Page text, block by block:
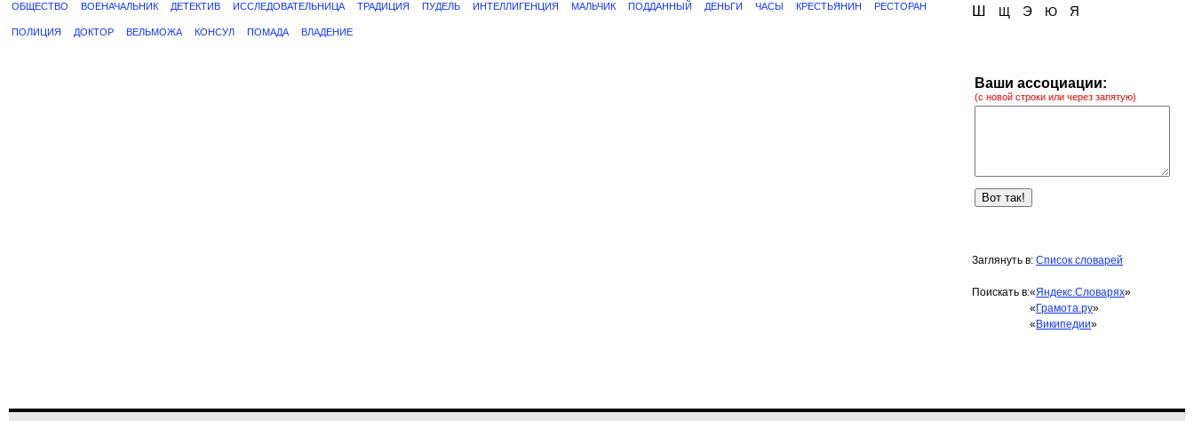
ОБЩЕСТВО ВОЕНАЧАЛЬНИК ДЕТЕКТИВ ИССЛЕДОВАТЕЛЬНИЦА ТРАДИЦИЯ ПУДЕЛЬ ИНТЕЛЛИГЕНЦИЯ МАЛЬЧИК ПОДДАННЫЙ ДЕНЬГИ ЧАСЫ КРЕСТЬЯНИН РЕСТОРАН
ПОЛИЦИЯ ДОКТОР ВЕЛЬМОЖА КОНСУЛ ПОМАДА ВЛАДЕНИЕ
Ш Щ Э Ю Я
Ваши ассоциации:
(с новой строки или через запятую)
Заглянуть в: Список словарей
Поискать в:«Яндекс.Словарях»
« Грамота.ру»
« Википедии»